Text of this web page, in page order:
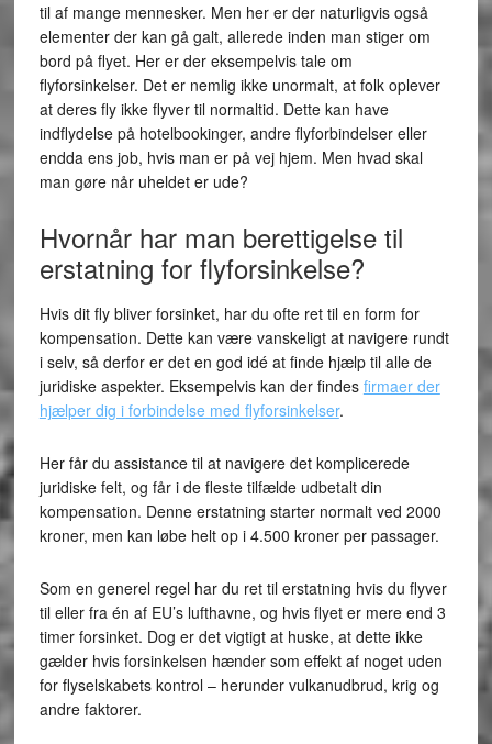
til af mange mennesker. Men her er der naturligvis også
elementer der kan gå galt, allerede inden man stiger om
bord på flyet. Her er der eksempelvis tale om
flyforsinkelser. Det er nemlig ikke unormalt, at folk oplever
at deres fly ikke flyver til normaltid. Dette kan have
indflydelse på hotelbookinger, andre flyforbindelser eller
endda ens job, hvis man er på vej hjem. Men hvad skal
man gøre når uheldet er ude?
Hvornår har man berettigelse til
erstatning for flyforsinkelse?
Hvis dit fly bliver forsinket, har du ofte ret til en form for
kompensation. Dette kan være vanskeligt at navigere rundt
i selv, så derfor er det en god idé at finde hjælp til alle de
juridiske aspekter. Eksempelvis kan der findes firmaer der
hjælper dig i forbindelse med flyforsinkelser.
Her får du assistance til at navigere det komplicerede
juridiske felt, og får i de fleste tilfælde udbetalt din
kompensation. Denne erstatning starter normalt ved 2000
kroner, men kan løbe helt op i 4.500 kroner per passager.
Som en generel regel har du ret til erstatning hvis du flyver
til eller fra én af EU’s lufthavne, og hvis flyet er mere end 3
timer forsinket. Dog er det vigtigt at huske, at dette ikke
gælder hvis forsinkelsen hænder som effekt af noget uden
for flyselskabets kontrol – herunder vulkanudbrud, krig og
andre faktorer.